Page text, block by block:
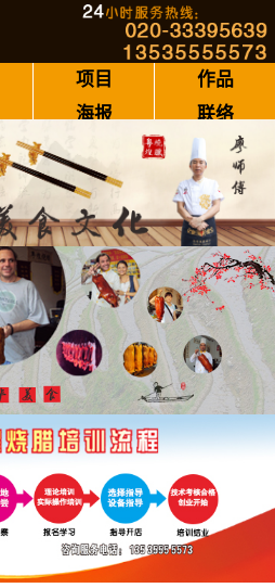
项目
作品
海报 联络